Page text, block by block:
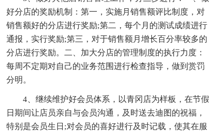
好分店的奖励机制：第一，实施月销售额评比制度，对
销售额好的分店进行奖励;第二，每个月的测试成绩进行
通报，实行奖励;第三，对于销售额月增长百分率较多的
分店进行奖励。二、加大分店的管理制度的执行力度：
每周不定期对自己的业务范围进行检查指导，做到赏罚
分明。
4、继续维护好会员体系，以青冈店为样板，在节假
日期间让店员亲自与会员沟通，及时送去迪图的祝福，
特别是会员生日;对会员的喜好进行及时记载，使其在服